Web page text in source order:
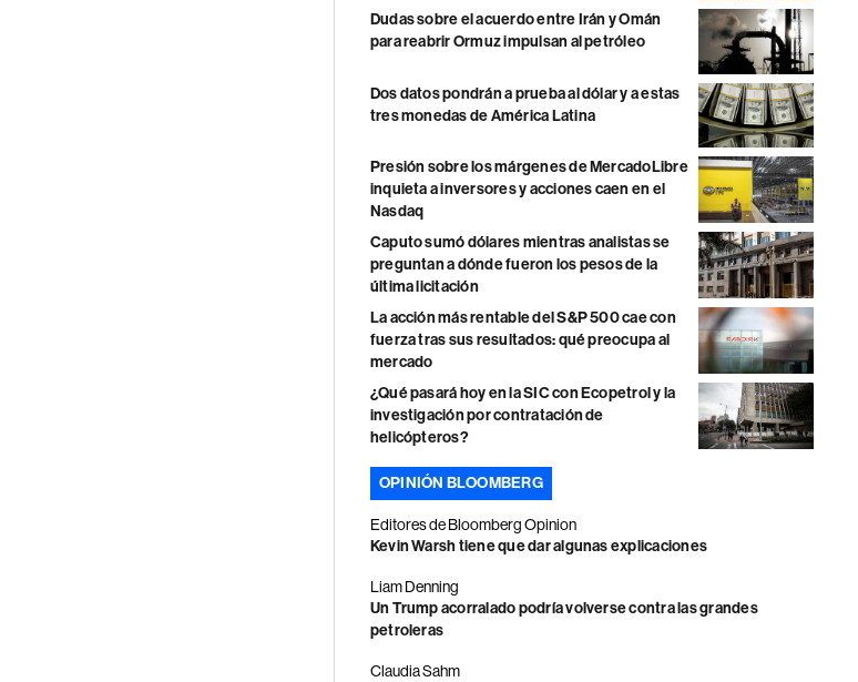
Dudas sobre el acuerdo entre Irán y Omán
para reabrir Ormuz impulsan al petróleo
Dos datos pondrán a prueba al dólar y a estas
tres monedas de América Latina
Presión sobre los márgenes de MercadoLibre
inquieta a inversores y acciones caen en el
Nasdaq
Caputo sumó dólares mientras analistas se
preguntan a dónde fueron los pesos de la
última licitación
La acción más rentable del S&P 500 cae con
fuerza tras sus resultados: qué preocupa al
mercado
¿Qué pasará hoy en la SIC con Ecopetrol y la
investigación por contratación de
helicópteros?
OPINIÓN BLOOMBERG
Editores de Bloomberg Opinion
Kevin Warsh tiene que dar algunas explicaciones
Liam Denning
Un Trump acorralado podría volverse contra las grandes
petroleras
Claudia Sahm